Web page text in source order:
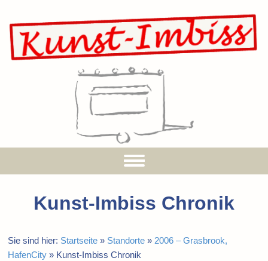
Kunst-Imbiss Chronik
Sie sind hier: Startseite » Standorte » 2006 – Grasbrook,
HafenCity » Kunst-Imbiss Chronik